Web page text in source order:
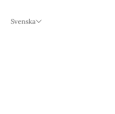
Svenska